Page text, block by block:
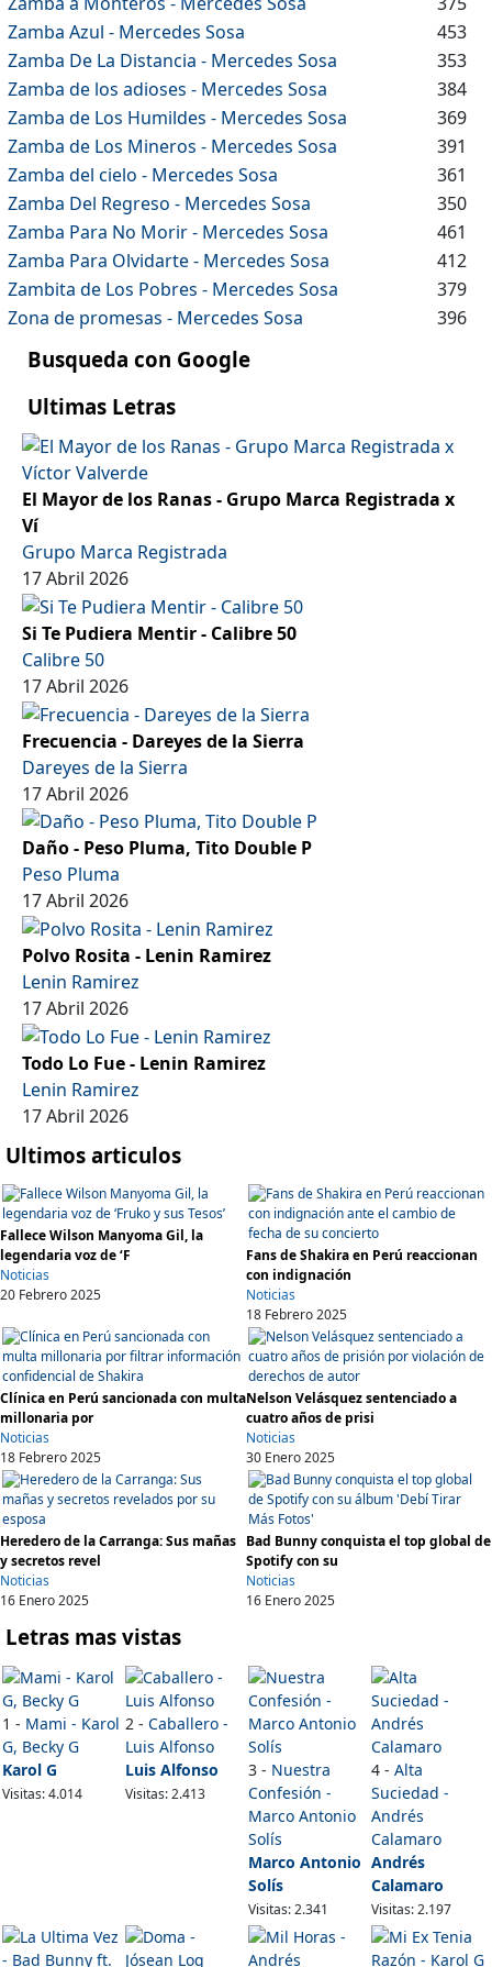
Zamba Azul - Mercedes Sosa
453
Zamba De La Distancia - Mercedes Sosa
353
Zamba de los adioses - Mercedes Sosa
384
Zamba de Los Humildes - Mercedes Sosa
369
Zamba de Los Mineros - Mercedes Sosa
391
Zamba del cielo - Mercedes Sosa
361
Zamba Del Regreso - Mercedes Sosa
350
Zamba Para No Morir - Mercedes Sosa
461
Zamba Para Olvidarte - Mercedes Sosa
412
Zambita de Los Pobres - Mercedes Sosa
379
Zona de promesas - Mercedes Sosa
396
Busqueda con Google
Ultimas Letras
El Mayor de los Ranas - Grupo Marca Registrada x
Ví
Grupo Marca Registrada
17 Abril 2026
Si Te Pudiera Mentir - Calibre 50
Calibre 50
17 Abril 2026
Frecuencia - Dareyes de la Sierra
Dareyes de la Sierra
17 Abril 2026
Daño - Peso Pluma, Tito Double P
Peso Pluma
17 Abril 2026
Polvo Rosita - Lenin Ramirez
Lenin Ramirez
17 Abril 2026
Todo Lo Fue - Lenin Ramirez
Lenin Ramirez
17 Abril 2026
Ultimos articulos
Fallece Wilson Manyoma Gil, la
legendaria voz de ‘F
Noticias
20 Febrero 2025
Fans de Shakira en Perú reaccionan
con indignación
Noticias
18 Febrero 2025
Clínica en Perú sancionada con multa
millonaria por
Noticias
18 Febrero 2025
Nelson Velásquez sentenciado a
cuatro años de prisi
Noticias
30 Enero 2025
Heredero de la Carranga: Sus mañas
y secretos revel
Noticias
16 Enero 2025
Bad Bunny conquista el top global de
Spotify con su
Noticias
16 Enero 2025
Letras mas vistas
1 - Mami - Karol
G, Becky G
Karol G
Visitas: 4.014
2 -Caballero -
Luis Alfonso
Luis Alfonso
Visitas: 2.413
3 - Nuestra
Confesión -
Marco Antonio
Solís
Marco Antonio
Solís
Visitas: 2.341
4 -Alta
Suciedad -
Andrés
Calamaro
Andrés
Calamaro
Visitas: 2.197